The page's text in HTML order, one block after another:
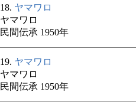
18. ヤマワロ
ヤマワロ
民間伝承 1950年
19. ヤマワロ
ヤマワロ
民間伝承 1950年